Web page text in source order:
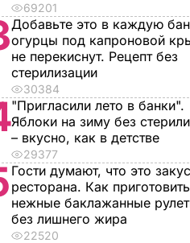
пицце,
подарок.
в
БУЛЬВАР
Пишите
Знаменитые
херсонские
помидоры,
можно есть
второй день
8 августа, 23.56
69201
Добавьте это в каждую
огурцы под капроновой
не перекиснут. Рецепт без
стерилизации
30384
"Пригласили лето в банки".
Яблоки на зиму без
– вкусно, как в детстве
29377
Гости думают, что это
ресторана. Как приготовить
нежные баклажанные
без лишнего жира
22520